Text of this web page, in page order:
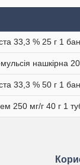
33,3 % 25 г 1
нашкірна
33,3 % 50 г 1
250 мг/г 40 г 1